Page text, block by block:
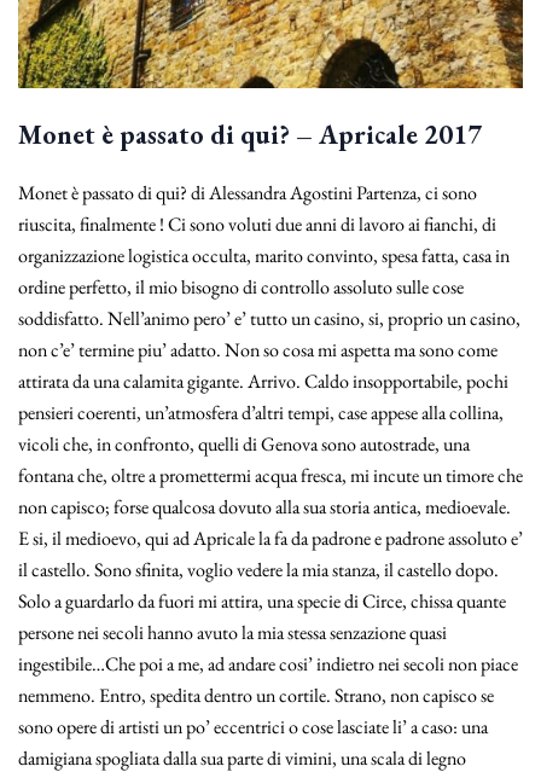
Monet è passato di qui? – Apricale 2017
Monet è passato di qui? di Alessandra Agostini Partenza, ci sono
riuscita, finalmente ! Ci sono voluti due anni di lavoro ai fianchi, di
organizzazione logistica occulta, marito convinto, spesa fatta, casa in
ordine perfetto, il mio bisogno di controllo assoluto sulle cose
soddisfatto. Nell’animo pero’ e’ tutto un casino, si, proprio un casino,
non c’e’ termine piu’ adatto. Non so cosa mi aspetta ma sono come
attirata da una calamita gigante. Arrivo. Caldo insopportabile, pochi
pensieri coerenti, un’atmosfera d’altri tempi, case appese alla collina,
vicoli che, in confronto, quelli di Genova sono autostrade, una
fontana che, oltre a promettermi acqua fresca, mi incute un timore che
non capisco; forse qualcosa dovuto alla sua storia antica, medioevale.
E si, il medioevo, qui ad Apricale la fa da padrone e padrone assoluto e’
il castello. Sono sfinita, voglio vedere la mia stanza, il castello dopo.
Solo a guardarlo da fuori mi attira, una specie di Circe, chissa quante
persone nei secoli hanno avuto la mia stessa senzazione quasi
ingestibile…Che poi a me, ad andare cosi’ indietro nei secoli non piace
nemmeno. Entro, spedita dentro un cortile. Strano, non capisco se
sono opere di artisti un po’ eccentrici o cose lasciate li’ a caso: una
damigiana spogliata dalla sua parte di vimini, una scala di legno